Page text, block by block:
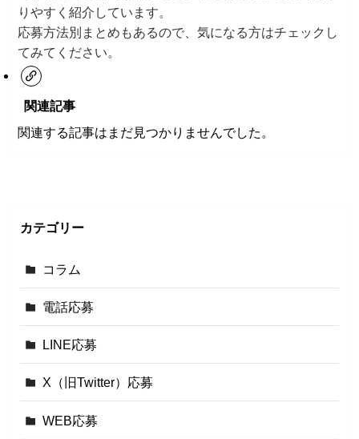
りやすく紹介しています。
応募方法別まとめもあるので、気になる方はチェックし
てみてください。
関連記事
関連する記事はまだ見つかりませんでした。
カテゴリー
コラム
電話応募
LINE応募
X（旧Twitter）応募
WEB応募